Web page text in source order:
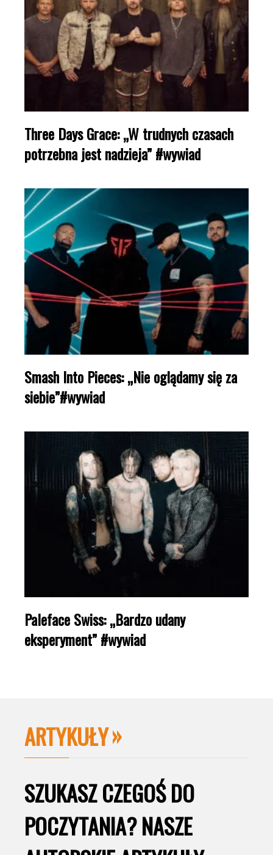
Three Days Grace: „W trudnych czasach
potrzebna jest nadzieja” #wywiad
Smash Into Pieces: „Nie oglądamy się za
siebie”#wywiad
Paleface Swiss: „Bardzo udany
eksperyment” #wywiad
ARTYKUŁY
SZUKASZ CZEGOŚ DO
POCZYTANIA? NASZE